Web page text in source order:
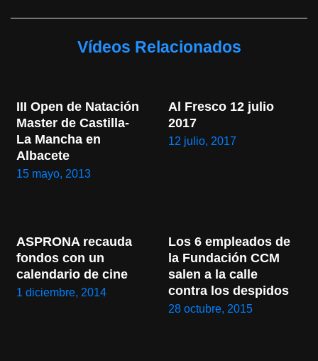
Vídeos Relacionados
III Open de Natación
Master de Castilla-
La Mancha en
Albacete
15 mayo, 2013
Al Fresco 12 julio
2017
12 julio, 2017
ASPRONA recauda
fondos con un
calendario de cine
1 diciembre, 2014
Los 6 empleados de
la Fundación CCM
salen a la calle
contra los despidos
28 octubre, 2015